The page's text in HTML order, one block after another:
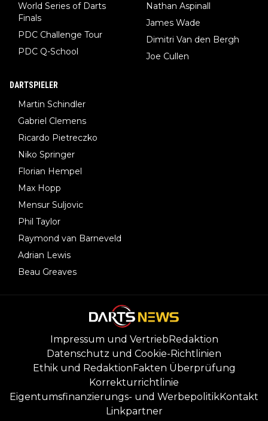
World Series of Darts
Finals
PDC Challenge Tour
PDC Q-School
Nathan Aspinall
James Wade
Dimitri Van den Bergh
Joe Cullen
DARTSPIELER
Martin Schindler
Gabriel Clemens
Ricardo Pietreczko
Niko Springer
Florian Hempel
Max Hopp
Mensur Suljovic
Phil Taylor
Raymond van Barneveld
Adrian Lewis
Beau Greaves
Impressum und VertriebRedaktion
Datenschutz und Cookie-Richtlinien
Ethik und RedaktionFakten Überprüfung
Korrekturrichtlinie
Eigentumsfinanzierungs- und WerbepolitikKontakt
Linkpartner